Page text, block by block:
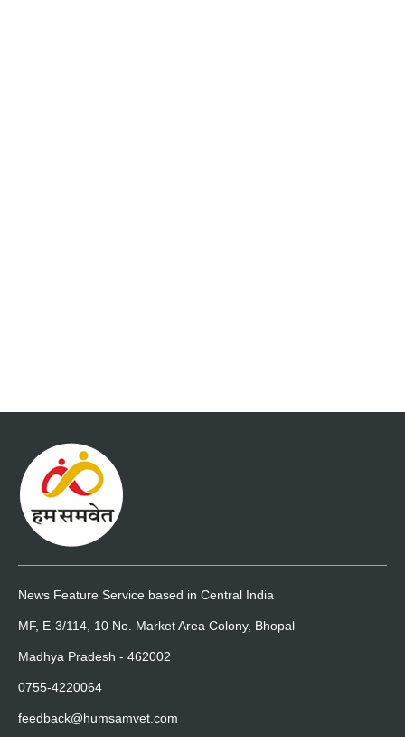
News Feature Service based in Central India
MF, E-3/114, 10 No. Market Area Colony, Bhopal
Madhya Pradesh - 462002
0755-4220064
feedback@humsamvet.com